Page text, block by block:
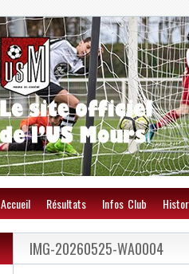
Accueil Résultats Infos Club
IMG-20260525-WA0004